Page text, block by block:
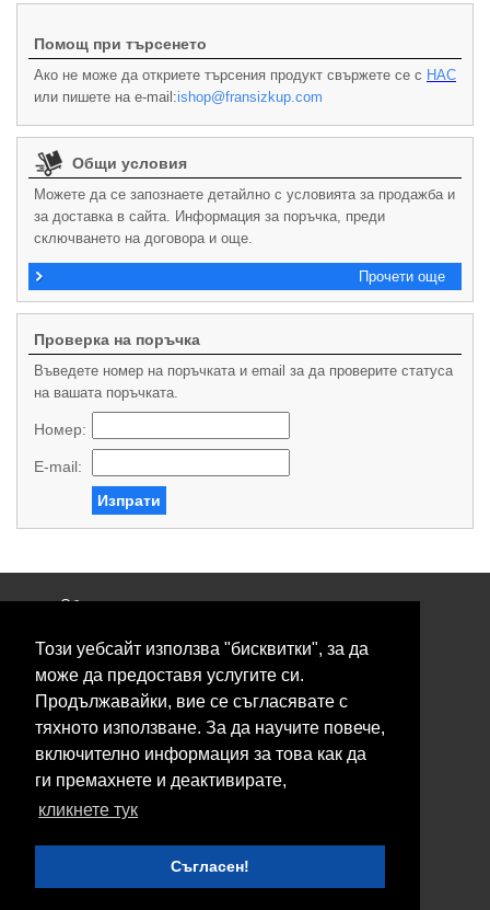
Този уебсайт използва "бисквитки", за да
може да предоставя услугите си.
Продължавайки, вие се съгласявате с
тяхното използване. За да научите повече,
включително информация за това как да
ги премахнете и деактивирате,
кликнете тук
Съгласен!
Помощ при търсенето
Ако не може да откриете търсения продукт свържете се с НАС
или пишете на e-mail:ishop@fransizkup.com
Общи условия
Можете да се запознаете детайлно с условията за продажба и
за доставка в сайта. Информация за поръчка, преди
сключването на договора и още.
Прочети още
Проверка на поръчка
Въведете номер на поръчката и email за да проверите статуса
на вашата поръчката.
Номер:
E-mail:
Изпрати
Общи условия
Свържете се с нас
Контакти
Нашите сервизи
Блог
© 2026 Fransizkup.bg всички права запазени
Изграждане и поддръжка от
Boby_fransizkup